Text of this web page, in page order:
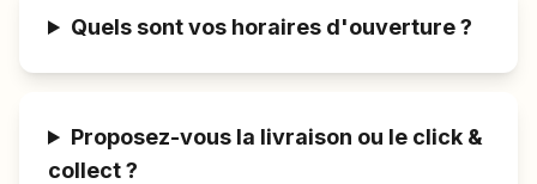
Quels sont vos horaires d'ouverture ?
Proposez-vous la livraison ou le click &
collect ?